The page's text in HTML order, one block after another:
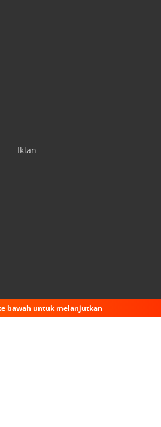
Iklan
bawah untuk melanjutkan